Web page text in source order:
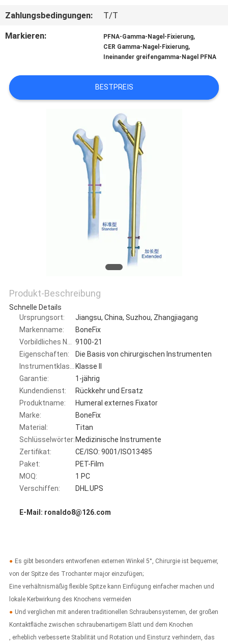
IN
VERBINDUNG
FORDERN
SIE
EIN
Zahlungsbedingungen:
T/T
Markieren:
PFNA-Gamma-Nagel-Fixierung,
CER Gamma-Nagel-Fixierung,
Ineinander greifengamma-Nagel PFNA
BESTPREIS
Produkt-Beschreibung
Schnelle Details
Ursprungsort:
Jiangsu, China, Suzhou, Zhangjiagang
Markenname:
BoneFix
Vorbildliches Number: 9100-21
Eigenschaften:
Die Basis von chirurgischen Instrumenten
Instrumentklassifikation: Klasse II
Garantie:
1-jährig
Kundendienst:
Rückkehr und Ersatz
Produktname:
Humeral externes Fixator
Marke:
BoneFix
Material:
Titan
Schlüsselwörter: Medizinische Instrumente
Zertifikat:
CE/ISO: 9001/ISO13485
Paket:
PET-Film
MOQ:
1 PC
Verschiffen:
DHL.UPS
E-Mail: ronaldo8@126.com
● Es gibt besonders entworfenen externen Winkel 5°, Chirurgie ist bequemer,
von der Spitze des Trochanter major einzufügen;
Eine verhältnismäßig flexible Spitze kann Einfügung einfacher machen und
lokale Kerbwirkung des Knochens vermeiden
● Und verglichen mit anderen traditionellen Schraubensystemen, der großen
Kontaktfläche zwischen schraubenartigem Blatt und dem Knochen
, erheblich verbesserte Stabilität und Rotation und Einsturz verhindern, das